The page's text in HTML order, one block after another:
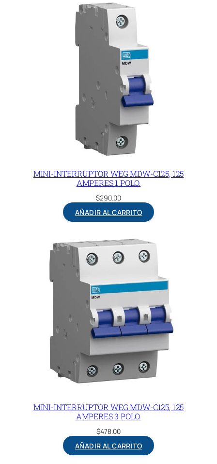
MINI-INTERRUPTOR WEG MDW-C125, 125
AMPERES 1 POLO.
$290.00
AÑADIR AL CARRITO
MINI-INTERRUPTOR WEG MDW-C125, 125
AMPERES 3 POLO.
$478.00
AÑADIR AL CARRITO